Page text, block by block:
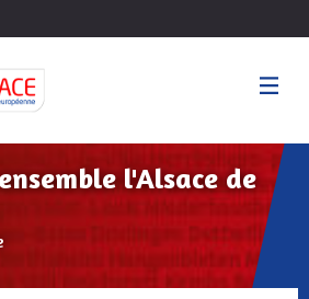
l'Alsace de